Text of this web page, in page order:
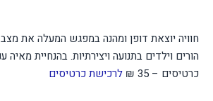
חוויה יוצאת דופן ומהנה במפגש המעלה את מצב
הורים וילדים בתנועה ויצירתיות. בהנחיית מאיה
כרטיסים – 35 ₪
לרכישת כרטיסים